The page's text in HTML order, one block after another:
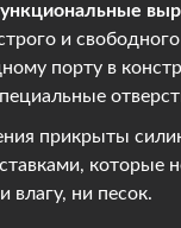
и свободного
порту в
прикрыты
которые
влагу, ни песок.